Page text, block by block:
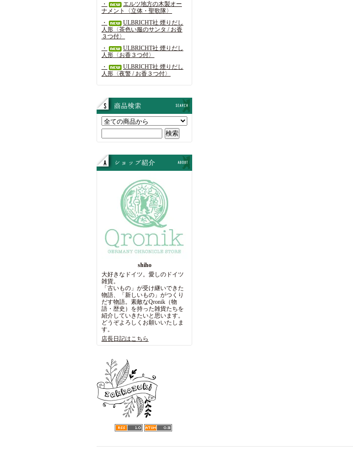
・
エルツ地方の木製オー
ナメント〈立体・聖歌隊〉
・
ULBRICHT社 煙りだし
人形〈茶色い服のサンタ / お香
３つ付〉
・
ULBRICHT社 煙りだし
人形〈お香３つ付〉
・
ULBRICHT社 煙りだし
人形〈夜警 / お香３つ付〉
shiho
大好きなドイツ。愛しのドイツ
雑貨。
「古いもの」が受け継いできた
物語、「新しいもの」がつくり
だす物語。素敵なQronik（物
語・歴史）を持った雑貨たちを
紹介していきたいと思います。
どうぞよろしくお願いいたしま
す。
店長日記はこちら